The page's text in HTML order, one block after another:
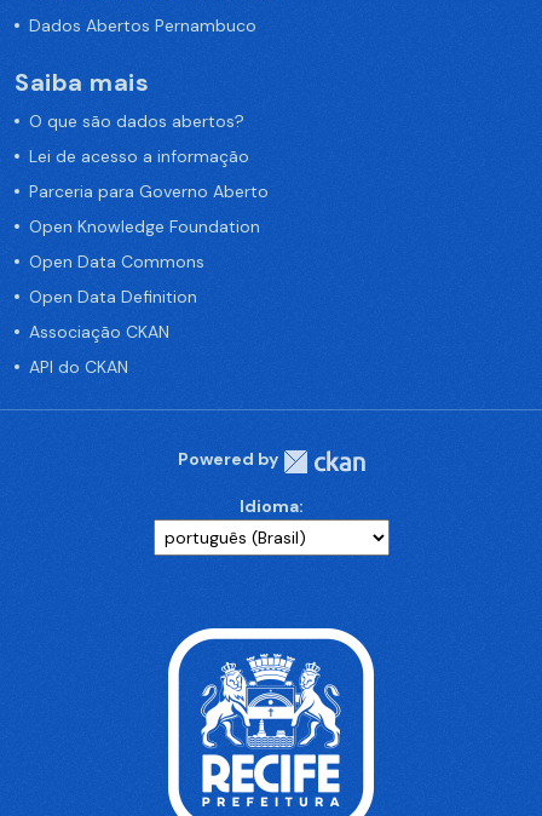
Dados Abertos Pernambuco
Saiba mais
O que são dados abertos?
Lei de acesso a informação
Parceria para Governo Aberto
Open Knowledge Foundation
Open Data Commons
Open Data Definition
Associação CKAN
API do CKAN
Powered by
Idioma